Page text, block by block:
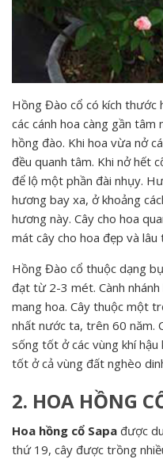
Hồng Đào cổ có kích thước
các cánh hoa càng gần
hồng đào. Khi hoa vừa nở
đều quanh tâm. Khi nở hết
để lộ một phần đài nhụy.
hương bay xa, ở khoảng
hương này. Cây cho hoa
mát cây cho hoa đẹp và lâu
Hồng Đào cổ thuộc dạng
đạt từ 2-3 mét. Cành
mang hoa. Cây thuộc một
nhất nước ta, trên 60 năm.
sống tốt ở các vùng khí hậu
tốt ở cả vùng đất nghèo
2. HOA HỒNG
Hoa hồng cổ Sapa được
thứ 19, cây được trồng